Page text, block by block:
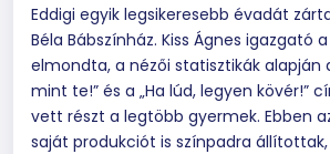
Eddigi egyik legsikeresebb évadát
Béla Bábszínház. Kiss Ágnes igazgató
elmondta, a nézői statisztikák alapján
mint te!” és a „Ha lúd, legyen kövér!”
vett részt a legtöbb gyermek. Ebben
saját produkciót is színpadra állítottak,